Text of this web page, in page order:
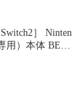
］ Ninten
用）本体 BEE-